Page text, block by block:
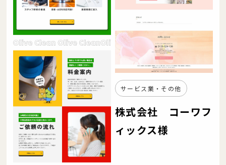
サービス業・その他
株式会社 コーワフ
ィックス様